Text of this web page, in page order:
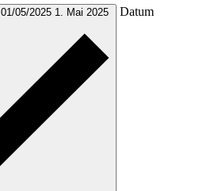
01/05/2025 1. Mai 2025 Datum